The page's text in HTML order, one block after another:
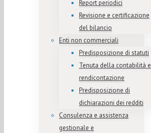
Report periodici
Revisione e certificazione
del bilancio
Enti non commerciali
Predisposizione di statuti
Tenuta della contabilità e
rendicontazione
Predisposizione di
dichiarazioni dei redditi
Consulenza e assistenza
gestionale e